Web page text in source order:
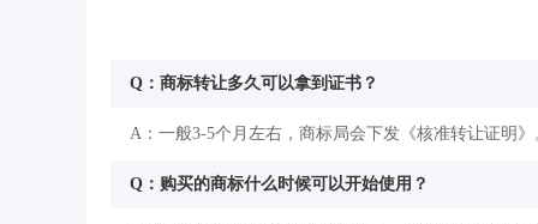
Q：商标转让多久可以拿到证书？
A：一般3-5个月左右，商标局会下发《核准转让证明》
Q：购买的商标什么时候可以开始使用？